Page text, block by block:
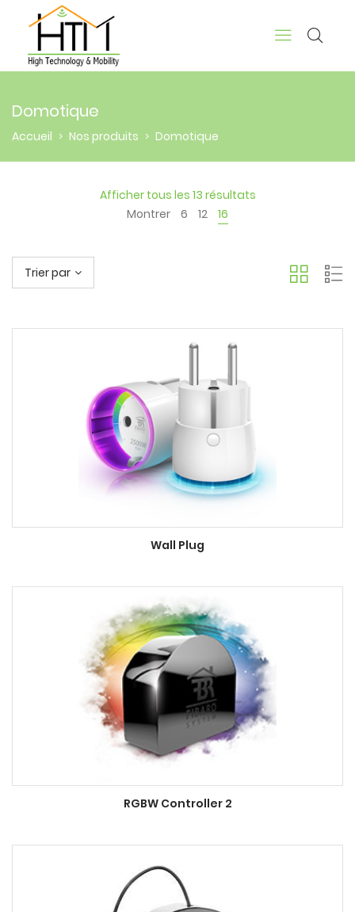
Domotique
Accueil > Nos produits > Domotique
Afficher tous les 13 résultats
Montrer
6 12 16
Trier par
Wall Plug
RGBW Controller 2